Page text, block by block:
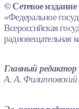
© Сетевое
«Федеральное
Всероссийская
радиовещательная
Главный редактор
А. А. Филипповский